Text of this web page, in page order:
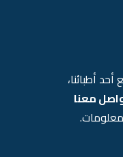
أطبائنا،
معنا